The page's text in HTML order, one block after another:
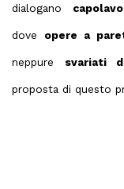
dialogano
dove opere a
neppure svariati
proposta di questo